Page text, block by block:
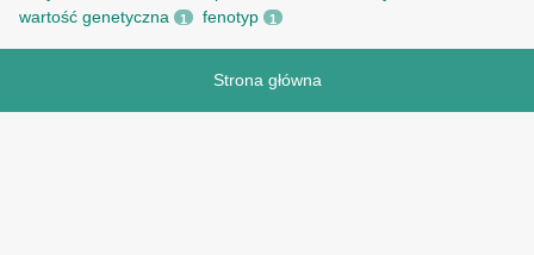
wartość genetyczna 1 fenotyp 1
Strona główna